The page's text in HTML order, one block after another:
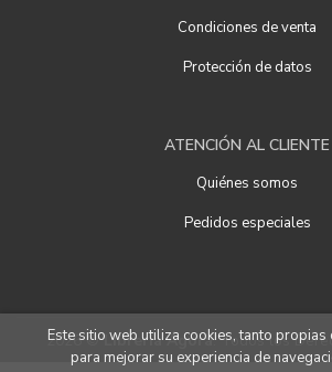
Condiciones de venta
Protección de datos
ATENCIÓN AL CLIENTE
Quiénes somos
Pedidos especiales
2026 ©Librería Ágora. Todos los
Este sitio web utiliza cookies, tanto propias
para mejorar su experiencia de